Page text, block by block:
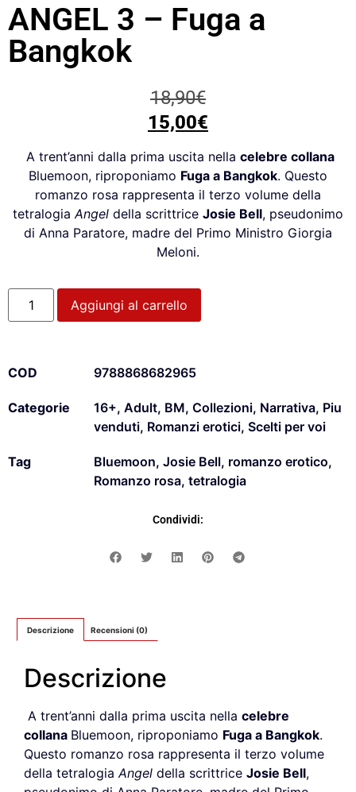
ANGEL 3 – Fuga a
Bangkok
18,90€
15,00€
A trent’anni dalla prima uscita nella celebre collana
Bluemoon, riproponiamo Fuga a Bangkok. Questo
romanzo rosa rappresenta il terzo volume della
tetralogia Angel della scrittrice Josie Bell, pseudonimo
di Anna Paratore, madre del Primo Ministro Giorgia
Meloni.
Aggiungi al carrello
COD 9788868682965
Categorie 16+, Adult, BM, Collezioni, Narrativa, Piu
venduti, Romanzi erotici, Scelti per voi
Tag Bluemoon, Josie Bell, romanzo erotico,
Romanzo rosa, tetralogia
Condividi:
Descrizione Recensioni (0)
Descrizione
A trent’anni dalla prima uscita nella celebre
collana Bluemoon, riproponiamo Fuga a Bangkok.
Questo romanzo rosa rappresenta il terzo volume
della tetralogia Angel della scrittrice Josie Bell,